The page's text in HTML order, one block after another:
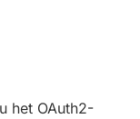
het OAuth2-